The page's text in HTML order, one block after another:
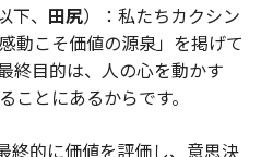
下、 田尻）：私たちカクシン
動こそ価値の源泉」を掲げて
終目的は、人の心を動かす
ことにあるからです。
終的に価値を評価し、意思決